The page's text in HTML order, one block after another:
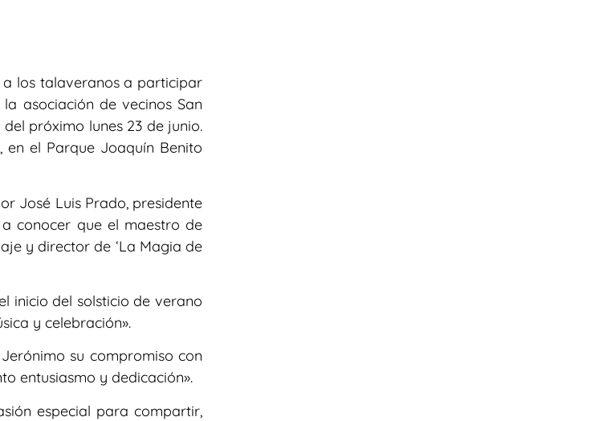
los talaveranos a participar
asociación de vecinos San
próximo lunes 23 de junio.
en el Parque Joaquín Benito
José Luis Prado, presidente
conocer que el maestro de
y director de ‘La Magia de
inicio del solsticio de verano
y celebración».
su compromiso con
entusiasmo y dedicación».
especial para compartir,